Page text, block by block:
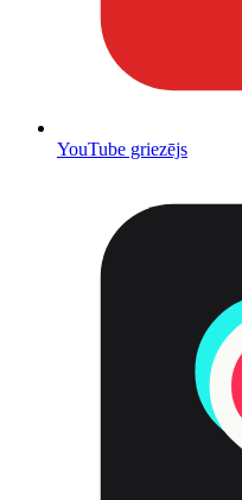
YouTube griezējs